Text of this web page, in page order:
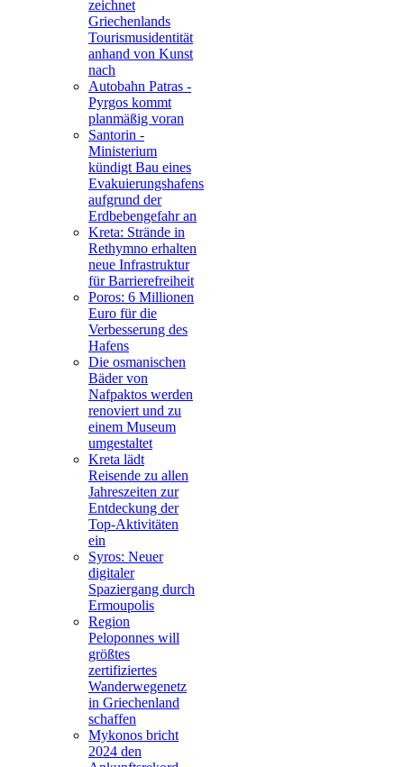
zeichnet
Griechenlands
Tourismusidentität
anhand von Kunst
nach
Autobahn Patras -
Pyrgos kommt
planmäßig voran
Santorin -
Ministerium
kündigt Bau eines
Evakuierungshafens
aufgrund der
Erdbebengefahr an
Kreta: Strände in
Rethymno erhalten
neue Infrastruktur
für Barrierefreiheit
Poros: 6 Millionen
Euro für die
Verbesserung des
Hafens
Die osmanischen
Bäder von
Nafpaktos werden
renoviert und zu
einem Museum
umgestaltet
Kreta lädt
Reisende zu allen
Jahreszeiten zur
Entdeckung der
Top-Aktivitäten
ein
Syros: Neuer
digitaler
Spaziergang durch
Ermoupolis
Region
Peloponnes will
größtes
zertifiziertes
Wanderwegenetz
in Griechenland
schaffen
Mykonos bricht
2024 den